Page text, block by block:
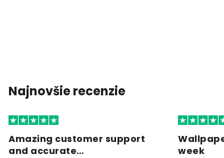
Najnovšie recenzie
Amazing customer support
and accurate…
week